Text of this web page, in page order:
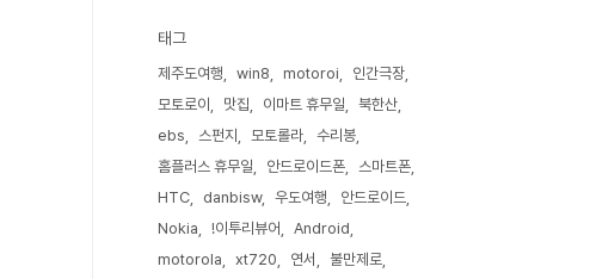
태그
제주도여행 win8 motoroi
인간극장
모토로이
맛집 이마트 휴무일
북한산
ebs
스펀지 모토롤라
수리봉
홈플러스 휴무일
안드로이드폰
스마트폰
HTC
danbisw 우도여행
안드로이드
Nokia
!이투리뷰어
Android
motorola
xt720 연서
불만제로